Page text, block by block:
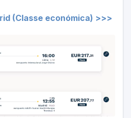
(Classe económica) >>>